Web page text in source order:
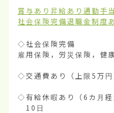
賞与あり 昇給あり 通勤手
社会保険完備退職金制度
◇社会保険完備
雇用保険，労災保険，健
◇交通費あり（上限5万円
◇有給休暇あり（6カ月経
10日